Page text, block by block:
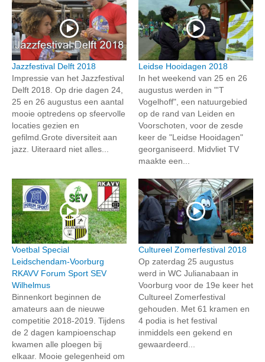
Jazzfestival Delft 2018
Impressie van het Jazzfestival
Delft 2018. Op drie dagen 24,
25 en 26 augustus een aantal
mooie optredens op sfeervolle
locaties gezien en
gefilmd.Grote diversiteit aan
jazz. Uiteraard niet alles...
Leidse Hooidagen 2018
In het weekend van 25 en 26
augustus werden in "'T
Vogelhoff", een natuurgebied
op de rand van Leiden en
Voorschoten, voor de zesde
keer de "Leidse Hooidagen"
georganiseerd. Midvliet TV
maakte een...
Voetbal Special
Leidschendam-Voorburg
RKAVV Forum Sport SEV
Wilhelmus
Binnenkort beginnen de
amateurs aan de nieuwe
competitie 2018-2019. Tijdens
de 2 dagen kampioenschap
kwamen alle ploegen bij
elkaar. Mooie gelegenheid om
Cultureel Zomerfestival 2018
Op zaterdag 25 augustus
werd in WC Julianabaan in
Voorburg voor de 19e keer het
Cultureel Zomerfestival
gehouden. Met 61 kramen en
4 podia is het festival
inmiddels een gekend en
gewaardeerd...